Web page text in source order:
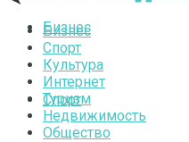
Бизнес
Спорт
Бизнес
Спорт
Культура
Интернет
Туризм
Недвижимость
Общество